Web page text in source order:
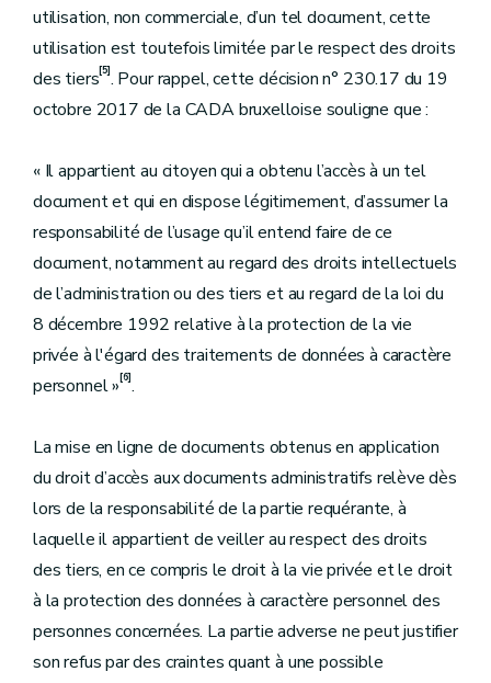
utilisation, non commerciale, d’un tel document, cette
utilisation est toutefois limitée par le respect des droits
des tiers[5]. Pour rappel, cette décision n° 230.17 du 19
octobre 2017 de la CADA bruxelloise souligne que :
« Il appartient au citoyen qui a obtenu l’accès à un tel
document et qui en dispose légitimement, d’assumer la
responsabilité de l’usage qu’il entend faire de ce
document, notamment au regard des droits intellectuels
de l’administration ou des tiers et au regard de la loi du
8 décembre 1992 relative à la protection de la vie
privée à l'égard des traitements de données à caractère
personnel »[6].
La mise en ligne de documents obtenus en application
du droit d’accès aux documents administratifs relève dès
lors de la responsabilité de la partie requérante, à
laquelle il appartient de veiller au respect des droits
des tiers, en ce compris le droit à la vie privée et le droit
à la protection des données à caractère personnel des
personnes concernées. La partie adverse ne peut justifier
son refus par des craintes quant à une possible